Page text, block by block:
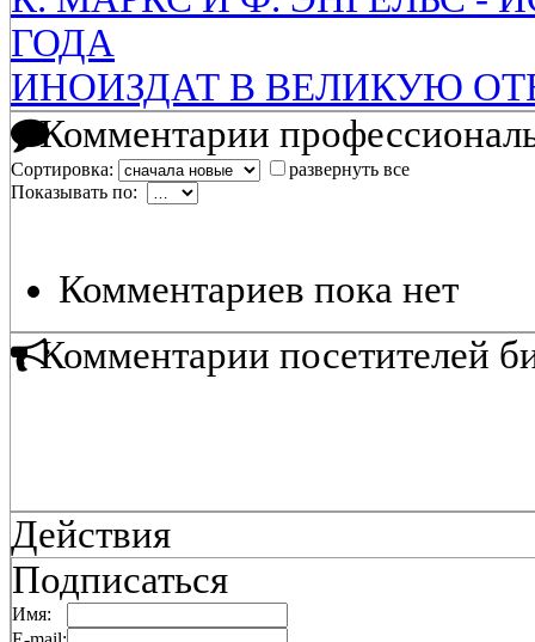
ГОДА
ИНОИЗДАТ В ВЕЛИКУЮ
Комментарии
Сортировка:
развернуть все
Показывать по:
Комментариев пока нет
Комментарии посетителей
Действия
Подписаться
Имя: